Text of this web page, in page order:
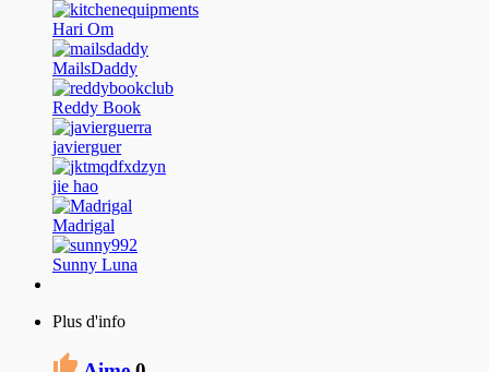
Hari Om
MailsDaddy
Reddy Book
javierguer
jie hao
Madrigal
Sunny Luna
Plus d'info